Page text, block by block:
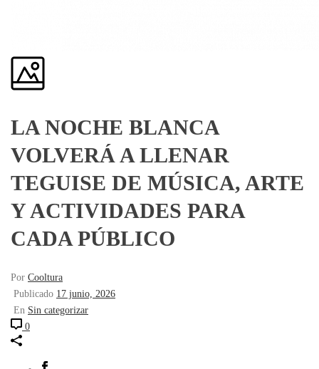
LA NOCHE BLANCA
VOLVERÁ A LLENAR
TEGUISE DE MÚSICA, ARTE
Y ACTIVIDADES PARA
CADA PÚBLICO
Por Cooltura
Publicado 17 junio, 2026
En Sin categorizar
0